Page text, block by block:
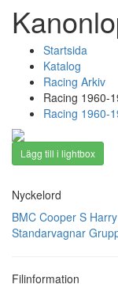
Startsida
Katalog
Racing Arkiv
Racing 1960-
Racing 1960-
Lägg till i lightbox
Nyckelord
BMC Cooper S
Standarvagnar
Filinformation